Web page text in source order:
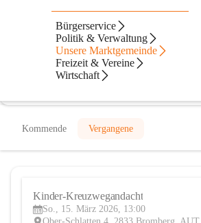
Bürgerservice
Politik & Verwaltung
Unsere Marktgemeinde
Freizeit & Vereine
Wirtschaft
Kirche Oberschlatten
@kirche-oberschlatten
Kirche, Verein
In CITIES öffnen
Kommende Vergangene
Kinder-Kreuzwegandacht
So., 15. März 2026, 13:00